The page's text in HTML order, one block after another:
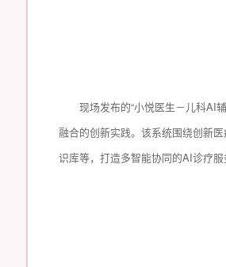
现场发布的“小悦医生－儿科AI
融合的创新实践。该系统围绕创新
识库等，打造多智能协同的AI诊疗